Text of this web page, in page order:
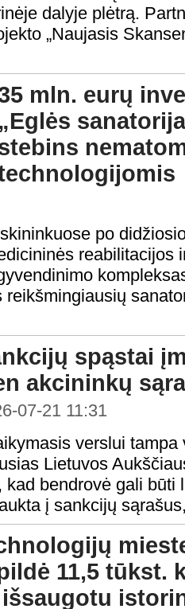
dalyje plėtrą.
„Naujasis
mln. eurų
„Eglės
po
reabilitacijos
reikšmingiausių
spąstai
akcininkų
07-21 11:31
verslui
Lietuvos
bendrovė gali būti
į sankcijų
11,5 tūkst.